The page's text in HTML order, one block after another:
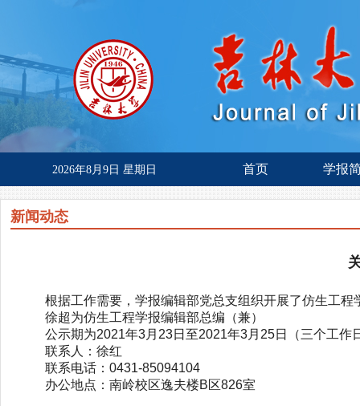
2026年8月9日 星期日 首页 学报
新闻动态
根据工作需要，学报编辑部党总支组织开展了仿生工
徐超为仿生工程学报编辑部总编（兼）
公示期为2021年3月23日至2021年3月25日（三个工
联系人：徐红
联系电话：0431-85094104
办公地点：南岭校区逸夫楼B区826室